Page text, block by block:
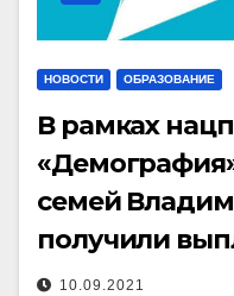
НОВОСТИ ОБРАЗОВАНИЕ
В рамках
семей
получили
10.09.2021